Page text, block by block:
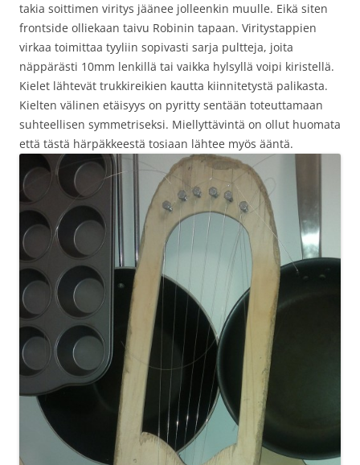
takia soittimen viritys jäänee jolleenkin muulle. Eikä siten
frontside olliekaan taivu Robinin tapaan. Viritystappien
virkaa toimittaa tyyliin sopivasti sarja pultteja, joita
näppärästi 10mm lenkillä tai vaikka hylsyllä voipi kiristellä.
Kielet lähtevät trukkireikien kautta kiinnitetystä palikasta.
Kielten välinen etäisyys on pyritty sentään toteuttamaan
suhteellisen symmetriseksi. Miellyttävintä on ollut huomata
että tästä härpäkkeestä tosiaan lähtee myös ääntä.